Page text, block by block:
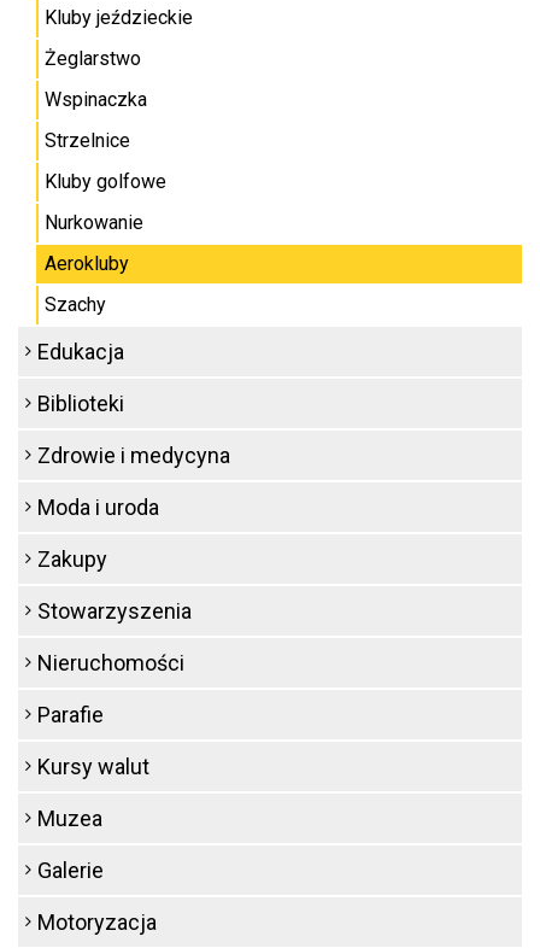
Kluby jeździeckie
Żeglarstwo
Wspinaczka
Strzelnice
Kluby golfowe
Nurkowanie
Aerokluby
Szachy
Edukacja
Biblioteki
Zdrowie i medycyna
Moda i uroda
Zakupy
Stowarzyszenia
Nieruchomości
Parafie
Kursy walut
Muzea
Galerie
Motoryzacja